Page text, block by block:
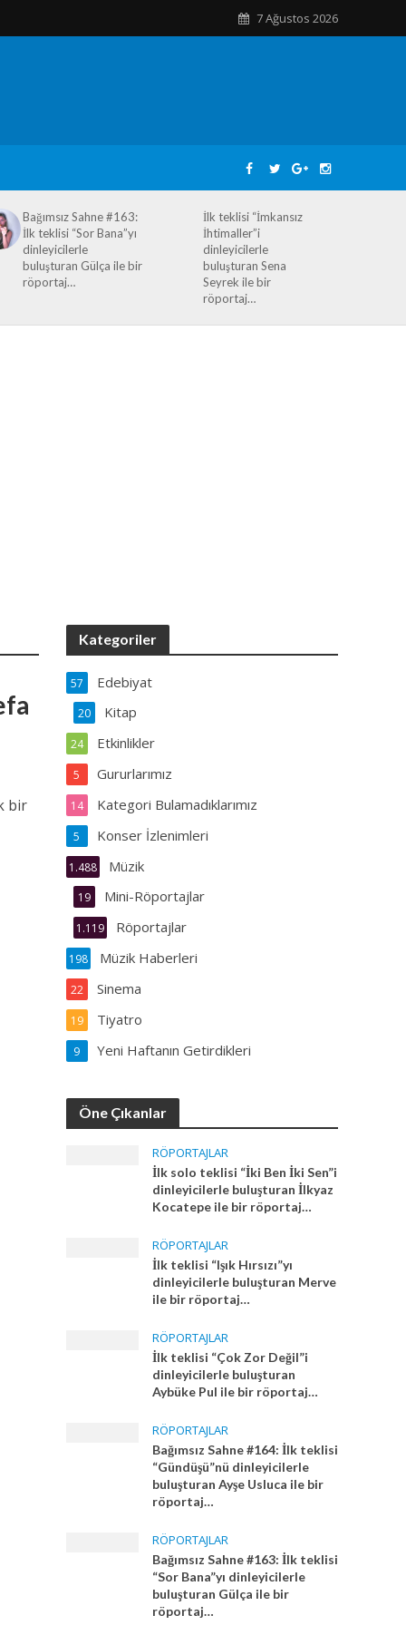
7 Ağustos 2026
Bağımsız Sahne #163:
İlk teklisi “Sor Bana”yı
dinleyicilerle
buluşturan Gülça ile bir
röportaj…
İlk teklisi “İmkansız
İhtimaller”i
dinleyicilerle
buluşturan Sena
Seyrek ile bir
röportaj…
bir
Kategoriler
Edebiyat
57
Kitap
20
Etkinlikler
24
Gururlarımız
5
Kategori Bulamadıklarımız
14
Konser İzlenimleri
5
Müzik
1.488
Mini-Röportajlar
19
Röportajlar
1.119
Müzik Haberleri
198
Sinema
22
Tiyatro
19
Yeni Haftanın Getirdikleri
9
Öne Çıkanlar
RÖPORTAJLAR
İlk solo teklisi “İki Ben İki Sen”i
dinleyicilerle buluşturan İlkyaz
Kocatepe ile bir röportaj…
RÖPORTAJLAR
İlk teklisi “Işık Hırsızı”yı
dinleyicilerle buluşturan Merve
ile bir röportaj…
RÖPORTAJLAR
İlk teklisi “Çok Zor Değil”i
dinleyicilerle buluşturan
Aybüke Pul ile bir röportaj…
RÖPORTAJLAR
Bağımsız Sahne #164: İlk teklisi
“Gündüşü”nü dinleyicilerle
buluşturan Ayşe Usluca ile bir
röportaj…
RÖPORTAJLAR
Bağımsız Sahne #163: İlk teklisi
“Sor Bana”yı dinleyicilerle
buluşturan Gülça ile bir
röportaj…